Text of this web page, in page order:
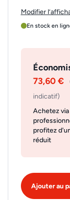
Modifier
En stock en
73,60 €
indicatif)
Achetez via
profitez
réduit
Ajouter au